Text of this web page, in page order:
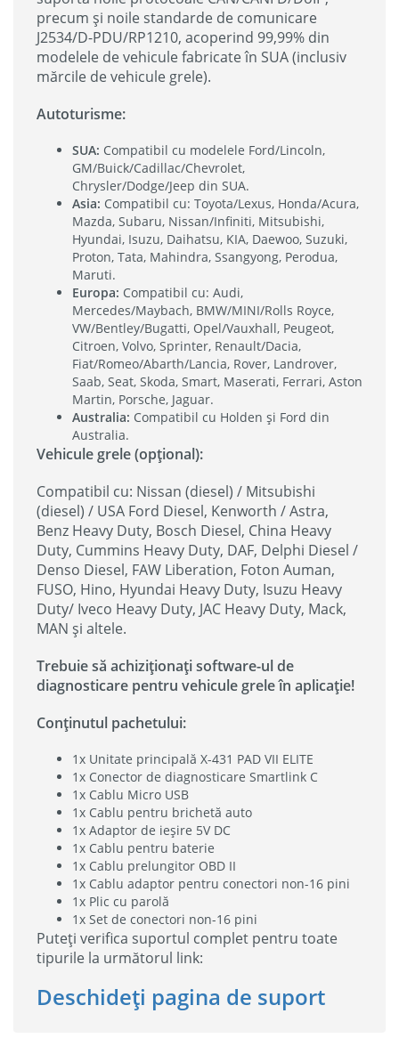
precum și noile standarde de comunicare
J2534/D-PDU/RP1210, acoperind 99,99% din
modelele de vehicule fabricate în SUA (inclusiv
mărcile de vehicule grele).
Autoturisme:
SUA: Compatibil cu modelele Ford/Lincoln,
GM/Buick/Cadillac/Chevrolet,
Chrysler/Dodge/Jeep din SUA.
Asia: Compatibil cu: Toyota/Lexus, Honda/Acura,
Mazda, Subaru, Nissan/Infiniti, Mitsubishi,
Hyundai, Isuzu, Daihatsu, KIA, Daewoo, Suzuki,
Proton, Tata, Mahindra, Ssangyong, Perodua,
Maruti.
Europa: Compatibil cu: Audi,
Mercedes/Maybach, BMW/MINI/Rolls Royce,
VW/Bentley/Bugatti, Opel/Vauxhall, Peugeot,
Citroen, Volvo, Sprinter, Renault/Dacia,
Fiat/Romeo/Abarth/Lancia, Rover, Landrover,
Saab, Seat, Skoda, Smart, Maserati, Ferrari, Aston
Martin, Porsche, Jaguar.
Australia: Compatibil cu Holden și Ford din
Australia.
Vehicule grele (opțional):
Compatibil cu: Nissan (diesel) / Mitsubishi
(diesel) / USA Ford Diesel, Kenworth / Astra,
Benz Heavy Duty, Bosch Diesel, China Heavy
Duty, Cummins Heavy Duty, DAF, Delphi Diesel /
Denso Diesel, FAW Liberation, Foton Auman,
FUSO, Hino, Hyundai Heavy Duty, Isuzu Heavy
Duty/ Iveco Heavy Duty, JAC Heavy Duty, Mack,
MAN și altele.
Trebuie să achiziționați software-ul de
diagnosticare pentru vehicule grele în aplicație!
Conținutul pachetului:
1x Unitate principală X-431 PAD VII ELITE
1x Conector de diagnosticare Smartlink C
1x Cablu Micro USB
1x Cablu pentru brichetă auto
1x Adaptor de ieșire 5V DC
1x Cablu pentru baterie
1x Cablu prelungitor OBD II
1x Cablu adaptor pentru conectori non-16 pini
1x Plic cu parolă
1x Set de conectori non-16 pini
Puteți verifica suportul complet pentru toate
tipurile la următorul link:
Deschideți pagina de suport